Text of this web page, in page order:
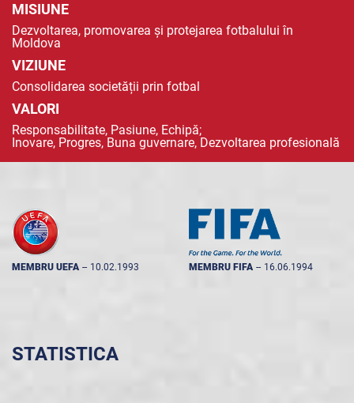
MISIUNE
Dezvoltarea, promovarea și protejarea fotbalului în
Moldova
VIZIUNE
Consolidarea societății prin fotbal
VALORI
Responsabilitate, Pasiune, Echipă;
Inovare, Progres, Buna guvernare, Dezvoltarea profesională
MEMBRU UEFA -- 10.02.1993 MEMBRU FIFA -- 16.06.1994
STATISTICA